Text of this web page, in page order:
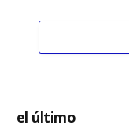
el último